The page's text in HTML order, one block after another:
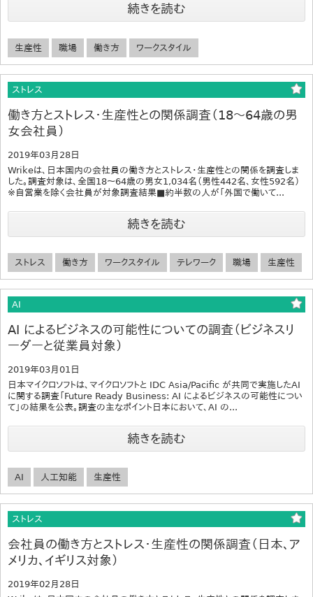
続きを読む
生産性 職場 働き方 ワークスタイル
ストレス
働き方とストレス・生産性との関係調査（18～64歳の男
女会社員）
2019年03月28日
Wrikeは、日本国内の会社員の働き方とストレス・生産性との関係を調査しま
した。調査対象は、全国18～64歳の男女1,034名（男性442名、女性592名）
※自営業を除く会社員が対象調査結果■約半数の人が「外国で働いて...
続きを読む
ストレス 働き方 ワークスタイル テレワーク 職場 生産性
AI
AI によるビジネスの可能性についての調査（ビジネスリ
ーダーと従業員対象）
2019年03月01日
日本マイクロソフトは、マイクロソフトと IDC Asia/Pacific が共同で実施したAI
に関する調査「Future Ready Business: AI によるビジネスの可能性につい
て」の結果を公表。調査の主なポイント日本において、AI の...
続きを読む
AI 人工知能 生産性
ストレス
会社員の働き方とストレス・生産性の関係調査（日本、ア
メリカ、イギリス対象）
2019年02月28日